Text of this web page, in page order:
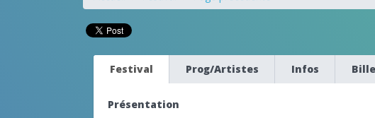
Festival Prog/Artistes Infos
Présentation